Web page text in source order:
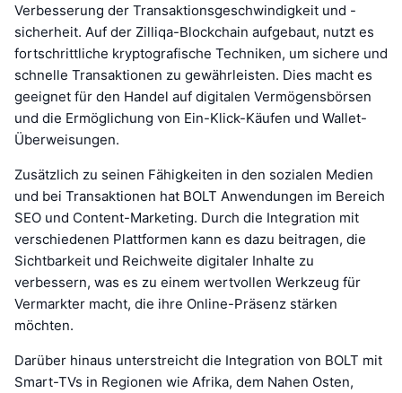
Verbesserung der Transaktionsgeschwindigkeit und -
sicherheit. Auf der Zilliqa-Blockchain aufgebaut, nutzt es
fortschrittliche kryptografische Techniken, um sichere und
schnelle Transaktionen zu gewährleisten. Dies macht es
geeignet für den Handel auf digitalen Vermögensbörsen
und die Ermöglichung von Ein-Klick-Käufen und Wallet-
Überweisungen.
Zusätzlich zu seinen Fähigkeiten in den sozialen Medien
und bei Transaktionen hat BOLT Anwendungen im Bereich
SEO und Content-Marketing. Durch die Integration mit
verschiedenen Plattformen kann es dazu beitragen, die
Sichtbarkeit und Reichweite digitaler Inhalte zu
verbessern, was es zu einem wertvollen Werkzeug für
Vermarkter macht, die ihre Online-Präsenz stärken
möchten.
Darüber hinaus unterstreicht die Integration von BOLT mit
Smart-TVs in Regionen wie Afrika, dem Nahen Osten,